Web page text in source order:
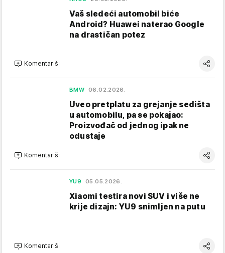
Vaš sledeći automobil biće
Android? Huawei naterao Google
na drastičan potez
Komentariši
BMW 06.02.2026.
Uveo pretplatu za grejanje sedišta
u automobilu, pa se pokajao:
Proizvođač od jednog ipak ne
odustaje
Komentariši
YU9 05.05.2026.
Xiaomi testira novi SUV i više ne
krije dizajn: YU9 snimljen na putu
Komentariši